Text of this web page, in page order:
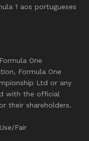
1 aos portugueses
One
Formula One
Ltd or any
with the official
their shareholders.
Fair